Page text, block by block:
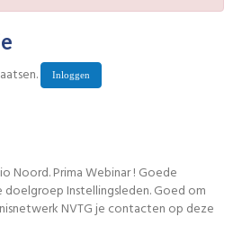
Inloggen
Noord. Prima Webinar ! Goede
Instellingsleden. Goed om
NVTG je contacten op deze